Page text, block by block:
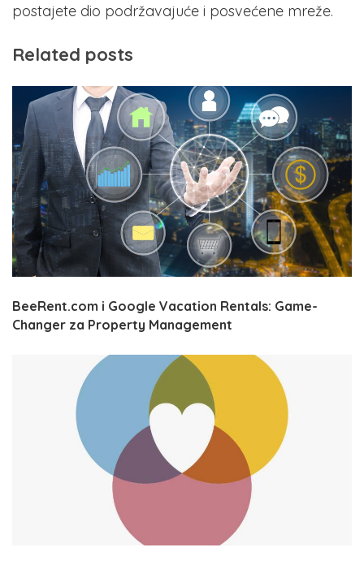
postajete dio podržavajuće i posvećene mreže.
Related posts
BeeRent.com i Google Vacation Rentals: Game-
Changer za Property Management